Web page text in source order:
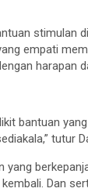
stimulan
empati
harapan
bantuan
tutur
yang
Dan